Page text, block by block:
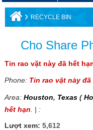
› RECYCLE BIN
Cho Share
Tin rao vặt này đã hết
Phone: Tin rao vặt này đã
Area: Houston, Texas(
hết hạn . | :
Lượt xem: 5,612